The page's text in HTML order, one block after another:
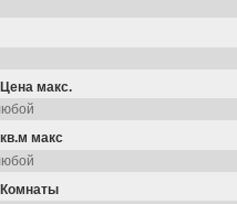
Цена макс.
кв.м макс
Комнаты